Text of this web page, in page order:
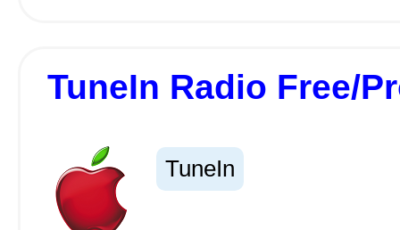
TuneIn Radio Free/
TuneIn